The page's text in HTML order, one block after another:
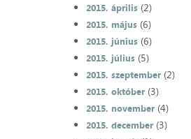
2015. április(2)
2015. május(6)
2015. június(6)
2015. július(5)
2015. szeptember(2)
2015. október(3)
2015. november(4)
2015. december(3)